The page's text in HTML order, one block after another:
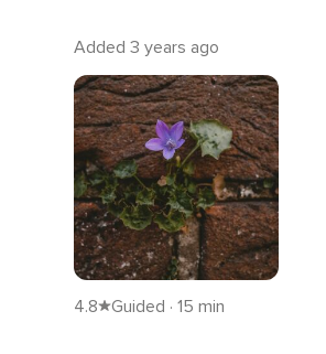
Added 3 years ago
4.8 Guided · 15 min